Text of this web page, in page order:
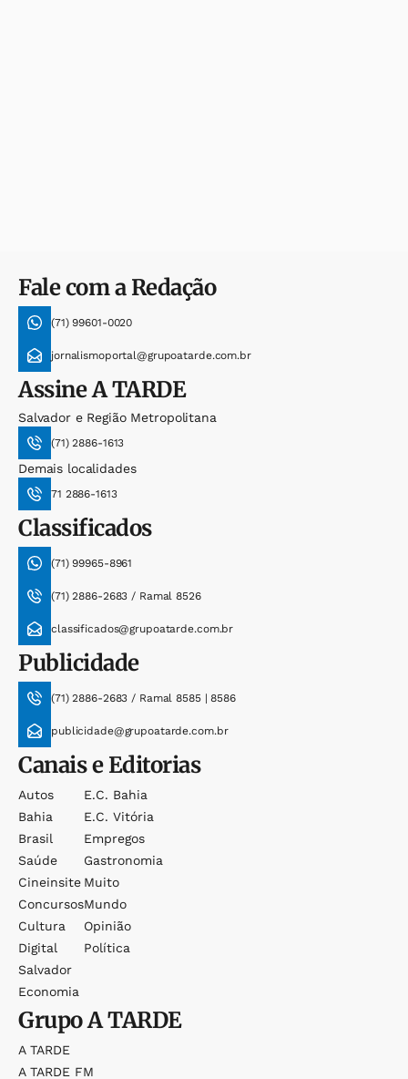
Fale com a Redação
(71) 99601-0020
jornalismoportal@grupoatarde.com.br
AssineA TARDE
Salvador e Região Metropolitana
(71) 2886-1613
Demais localidades
71 2886-1613
Classificados
(71) 99965-8961
(71) 2886-2683 / Ramal 8526
classificados@grupoatarde.com.br
Publicidade
(71) 2886-2683 / Ramal 8585 | 8586
publicidade@grupoatarde.com.br
Canais e Editorias
Autos
Bahia
Brasil
Saúde
Cineinsite
Concursos
Cultura
Digital
Salvador
Economia
E.c. Bahia
E.c. Vitória
Empregos
Gastronomia
Muito
Mundo
Opinião
Política
GrupoA TARDE
A TARDE
A TARDE FM